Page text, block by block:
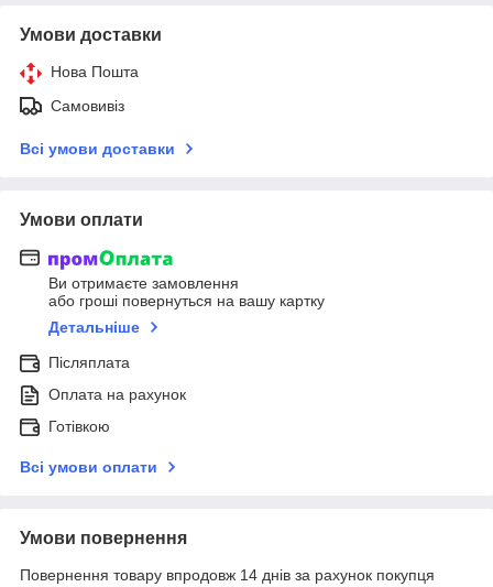
Умови доставки
Нова Пошта
Самовивіз
Всі умови доставки
Умови оплати
Ви отримаєте замовлення
або гроші повернуться на вашу картку
Детальніше
Післяплата
Оплата на рахунок
Готівкою
Всі умови оплати
Умови повернення
Повернення товару впродовж 14 днів за рахунок покупця